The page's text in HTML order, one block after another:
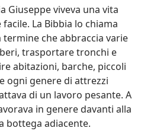
Giuseppe viveva una vita
La Bibbia lo chiama
che abbraccia varie
trasportare tronchi e
abitazioni, barche, piccoli
ogni genere di attrezzi
di un lavoro pesante. A
in genere davanti alla
bottega adiacente.